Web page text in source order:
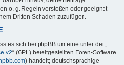
o. g. Regeln verstoßen oder geeignet
Dritten Schaden zuzufügen.
es sich bei phpBB um eine unter der „
v2“ (GPL) bereitgestellten Foren-Software
) handelt; deutschsprachige